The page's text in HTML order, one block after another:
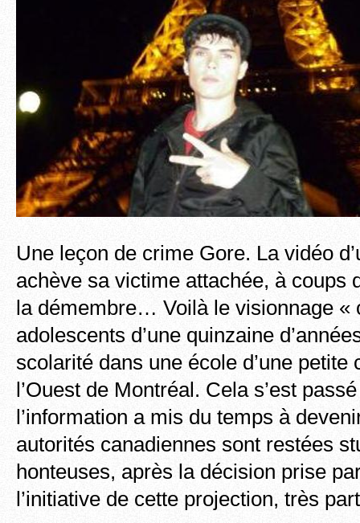
Une leçon de crime Gore. La vidéo
achève sa victime attachée, à coups
la démembre… Voilà le visionnage «
adolescents d’une quinzaine
scolarité dans une école d’une petite
l’Ouest de Montréal. Cela s’est
l’information a mis du temps à
autorités canadiennes sont restées
honteuses, après la décision prise
l’initiative de cette projection, très